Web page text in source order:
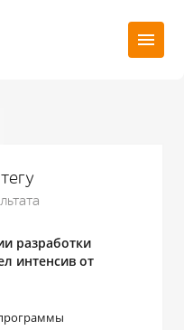
разработки
интенсив от